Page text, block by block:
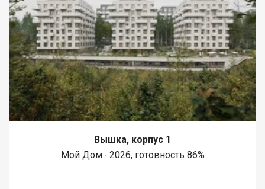
Вышка, корпус 1
Мой Дом ∙ 2026, готовность 86%